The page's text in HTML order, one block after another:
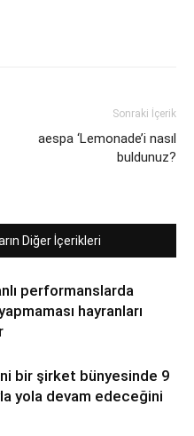
Sonraki İçerik
aespa ‘Lemonade’i nasıl
buldunuz?
Diğer İçerikleri
performanslarda
hayranları
bir şirket bünyesinde 9
yola devam edeceğini